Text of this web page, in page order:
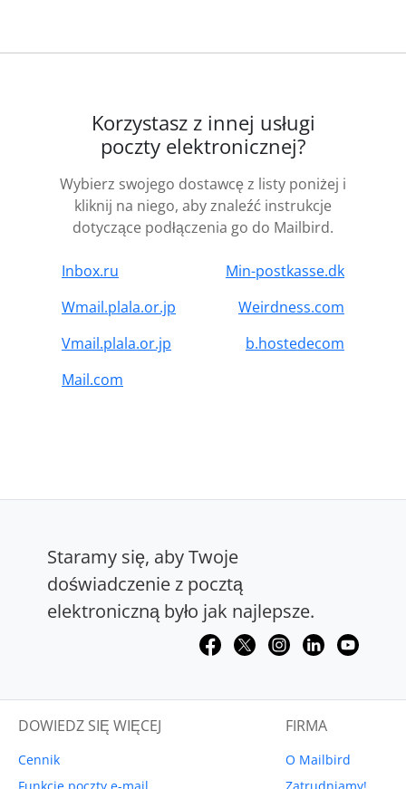
Korzystasz z innej usługi
poczty elektronicznej?
Wybierz swojego dostawcę z listy poniżej i
kliknij na niego, aby znaleźć instrukcje
dotyczące podłączenia go do Mailbird.
Inbox.ru
Min-postkasse.dk
Wmail.plala.or.jp
Weirdness.com
Vmail.plala.or.jp
b.hostedecom
Mail.com
Staramy się, aby Twoje
doświadczenie z pocztą
elektroniczną było jak najlepsze.
DOWIEDZ SIĘ WIĘCEJ
Cennik
FIRMA
O Mailbird